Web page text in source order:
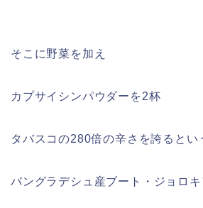
そこに野菜を加え
カプサイシンパウダーを2杯
タバスコの280倍の辛さを誇るとい
バングラデシュ産ブート・ジョロキ